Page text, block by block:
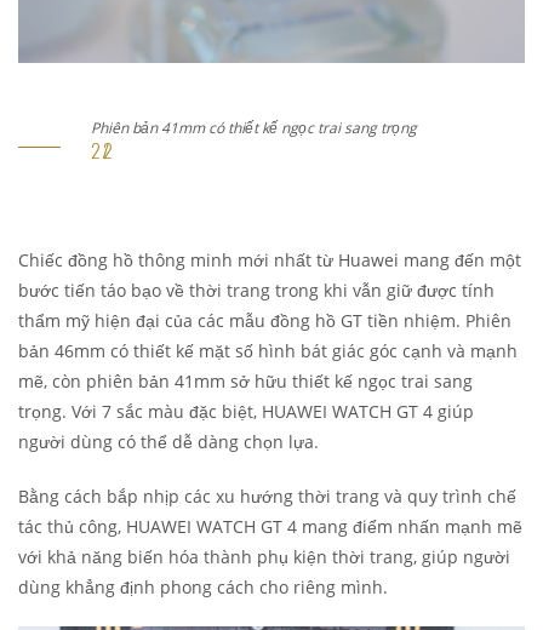
Phiên bản 41mm có thiết kế ngọc trai sang trọng
Chiếc đồng hồ thông minh mới nhất từ Huawei mang đến một
bước tiến táo bạo về thời trang trong khi vẫn giữ được tính
thẩm mỹ hiện đại của các mẫu đồng hồ GT tiền nhiệm. Phiên
bản 46mm có thiết kế mặt số hình bát giác góc cạnh và mạnh
mẽ, còn phiên bản 41mm sở hữu thiết kế ngọc trai sang
trọng. Với 7 sắc màu đặc biệt, HUAWEI WATCH GT 4 giúp
người dùng có thể dễ dàng chọn lựa.
Bằng cách bắp nhịp các xu hướng thời trang và quy trình chế
tác thủ công, HUAWEI WATCH GT 4 mang điểm nhấn mạnh mẽ
với khả năng biến hóa thành phụ kiện thời trang, giúp người
dùng khẳng định phong cách cho riêng mình.